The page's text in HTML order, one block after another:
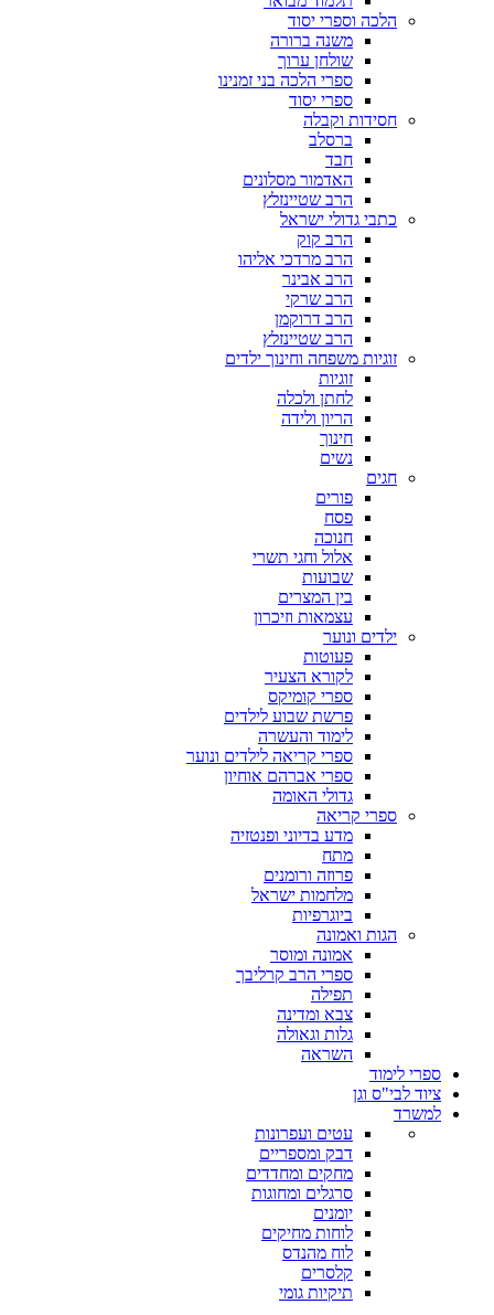
הלכה וספרי יסוד
משנה ברורה
שולחן ערוך
ספרי הלכה בני זמנינו
ספרי יסוד
חסידות וקבלה
ברסלב
חבד
האדמור מסלונים
הרב שטיינזלץ
כתבי גדולי ישראל
הרב קוק
הרב מרדכי אליהו
הרב אבינר
הרב שרקי
הרב דרוקמן
הרב שטיינזלץ
זוגיות משפחה וחינוך ילדים
זוגיות
לחתן ולכלה
הריון ולידה
חינוך
נשים
חגים
פורים
פסח
חנוכה
אלול וחגי תשרי
שבועות
בין המצרים
עצמאות וזיכרון
ילדים ונוער
פעוטות
לקורא הצעיר
ספרי קומיקס
פרשת שבוע לילדים
לימוד והעשרה
ספרי קריאה לילדים ונוער
ספרי אברהם אוחיון
גדולי האומה
ספרי קריאה
מדע בדיוני ופנטזיה
מתח
פרוזה ורומנים
מלחמות ישראל
ביוגרפיות
הגות ואמונה
אמונה ומוסר
ספרי הרב קרליבך
תפילה
צבא ומדינה
גלות וגאולה
השראה
ספרי לימוד
ציוד לבי"ס וגן
למשרד
עטים ועפרונות
דבק ומספריים
מחקים ומחדדים
סרגלים ומחוגות
יומנים
לוחות מחיקים
לוח מהנדס
קלסרים
תיקיות גומי